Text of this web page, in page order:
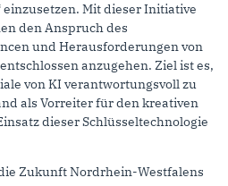
Mit dieser Initiative
den Anspruch des
und Herausforderungen von
anzugehen. Ziel ist es,
von KI verantwortungsvoll zu
als Vorreiter für den kreativen
dieser Schlüsseltechnologie
Zukunft Nordrhein-Westfalens